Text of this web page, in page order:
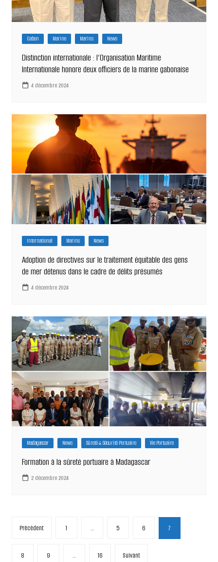
Gabon Marine Marins News
Distinction internationale : l’Organisation Maritime
Internationale honore deux officiers de la marine gabonaise
4 décembre 2024
International Marins News
Adoption de directives sur le traitement équitable des gens
de mer détenus dans le cadre de délits présumés
4 décembre 2024
Madagascar News Sûreté & Sécurité Portuaire Vie Portuaire
Formation à la sûreté portuaire à Madagascar
2 décembre 2024
Pagination
publications
Précédent 1 … 5 6 7
8 9 … 16 Suivant